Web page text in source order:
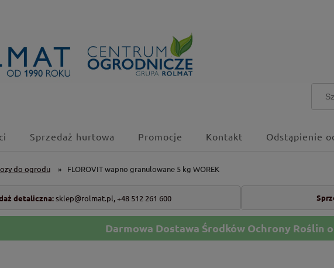
Sprzedaż hurtowa Promocje Kontakt Odstąpienie
do ogrodu » FLOROVIT wapno granulowane 5 kg WOREK
detaliczna: sklep@rolmat.pl, +48 512 261 600
Darmowa Dostawa Środków Ochrony Roślin